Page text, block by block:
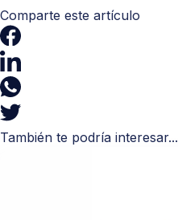
Comparte este artículo
También te podría interesar...